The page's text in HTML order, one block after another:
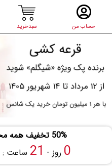
حساب من سبدخرید
50% تخفیف همه محصولات ویژه تابستان
0 روز - 21 ساعت :